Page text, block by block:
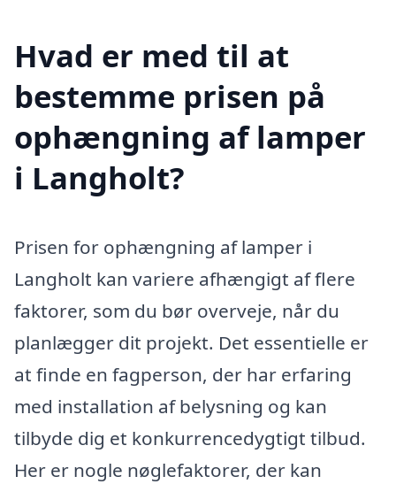
Hvad er med til at
bestemme prisen på
ophængning af lamper
i Langholt?
Prisen for ophængning af lamper i
Langholt kan variere afhængigt af flere
faktorer, som du bør overveje, når du
planlægger dit projekt. Det essentielle er
at finde en fagperson, der har erfaring
med installation af belysning og kan
tilbyde dig et konkurrencedygtigt tilbud.
Her er nogle nøglefaktorer, der kan